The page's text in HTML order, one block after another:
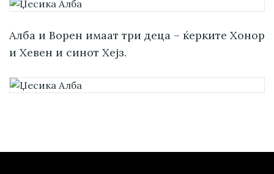
Алба и Ворен имаат три деца – ќерките Хонор
и Хевен и синот Хејз.